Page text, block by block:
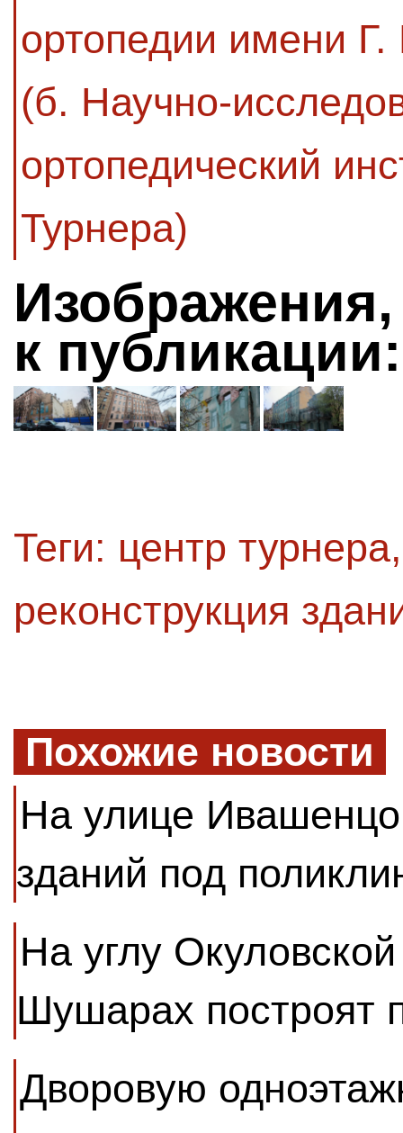
ортопедии имени
(б. Научно-
ортопедический
Турнера)
к публикации:
Теги: центр турнера
реконструкция
Похожие новости
На улице
зданий под
На углу
Шушарах построят
Дворовую